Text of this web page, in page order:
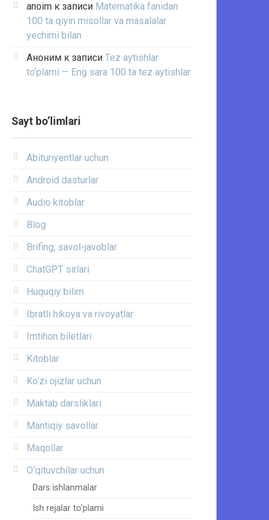
anoim к записи Matematika fanidan
100 ta qiyin misollar va masalalar
yechimi bilan
Аноним к записи Tez aytishlar
to‘plami — Eng sara 100 ta tez aytishlar
Sayt bo’limlari
Abituriyentlar uchun
Android dasturlar
Audio kitoblar
Blog
Brifing, savol-javoblar
ChatGPT sirlari
Huquqiy bilim
Ibratli hikoya va rivoyatlar
Imtihon biletlari
Kitoblar
Ko‘zi ojizlar uchun
Maktab darsliklari
Mantiqiy savollar
Maqollar
O‘qituvchilar uchun
Dars ishlanmalar
Ish rejalar to‘plami